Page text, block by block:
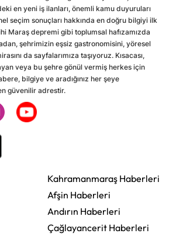
en yeni iş ilanları, önemli kamu duyuruları
seçim sonuçları hakkında en doğru bilgiyi ilk
Maraş depremi gibi toplumsal hafızamızda
şehrimizin eşsiz gastronomisini, yöresel
da sayfalarımıza taşıyoruz. Kısacası,
veya bu şehre gönül vermiş herkes için
bilgiye ve aradığınız her şeye
güvenilir adrestir.
Kahramanmaraş Haberleri
Afşin Haberleri
Andırın Haberleri
Çağlayancerit Haberleri